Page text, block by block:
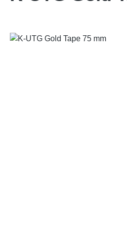
Bildergalerie überspringen